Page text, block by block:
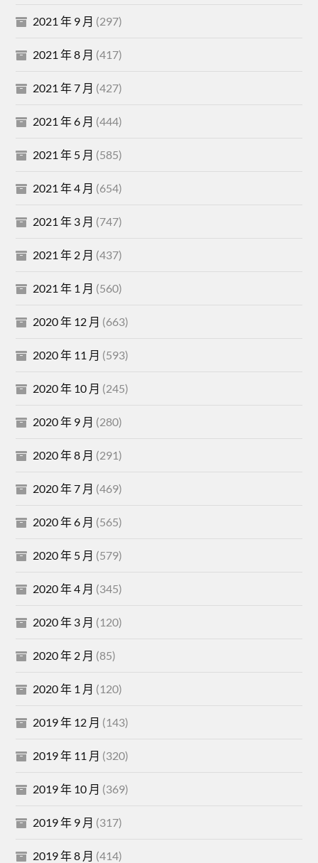
2021 年 9 月 (297)
2021 年 8 月 (417)
2021 年 7 月 (427)
2021 年 6 月 (444)
2021 年 5 月 (585)
2021 年 4 月 (654)
2021 年 3 月 (747)
2021 年 2 月 (437)
2021 年 1 月 (560)
2020 年 12 月 (663)
2020 年 11 月 (593)
2020 年 10 月 (245)
2020 年 9 月 (280)
2020 年 8 月 (291)
2020 年 7 月 (469)
2020 年 6 月 (565)
2020 年 5 月 (579)
2020 年 4 月 (345)
2020 年 3 月 (120)
2020 年 2 月 (85)
2020 年 1 月 (120)
2019 年 12 月 (143)
2019 年 11 月 (320)
2019 年 10 月 (369)
2019 年 9 月 (317)
2019 年 8 月 (414)